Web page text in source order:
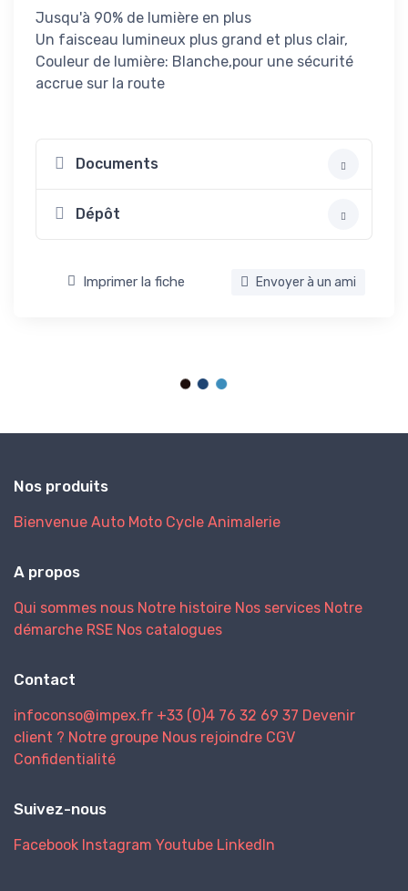
Jusqu'à 90% de lumière en plus
Un faisceau lumineux plus grand et plus clair,
Couleur de lumière: Blanche,pour une sécurité
accrue sur la route
Documents
Dépôt
Imprimer la fiche Envoyer à un ami
Nos produits
Bienvenue Auto Moto Cycle Animalerie
A propos
Qui sommes nous Notre histoire Nos services Notre
démarche RSE Nos catalogues
Contact
infoconso@impex.fr +33 (0)4 76 32 69 37 Devenir
client ? Notre groupe Nous rejoindre CGV
Confidentialité
Suivez-nous
Facebook Instagram Youtube LinkedIn